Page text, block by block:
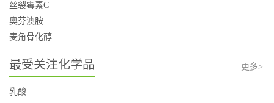
丝裂霉素C
奥芬澳胺
麦角骨化醇
最受关注化学品 更多>
乳酸